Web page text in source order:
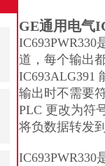
GE通用电气
道，每个输出
IC693ALG391
输出时不需要
PLC 更改为符
将负数据转发
IC693PWR330